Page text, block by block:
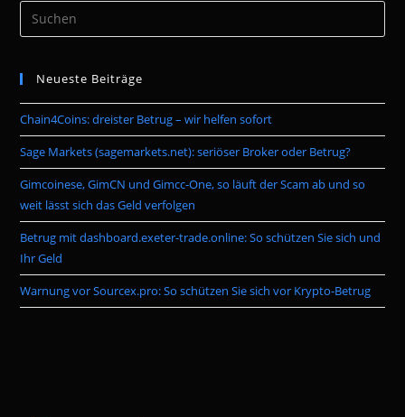
the
Neueste Beiträge
Chain4Coins: dreister Betrug – wir helfen sofort
Sage Markets (sagemarkets.net): seriöser Broker oder Betrug?
Gimcoinese, GimCN und Gimcc-One, so läuft der Scam ab und so
weit lässt sich das Geld verfolgen
Betrug mit dashboard.exeter-trade.online: So schützen Sie sich und
Ihr Geld
Warnung vor Sourcex.pro: So schützen Sie sich vor Krypto-Betrug